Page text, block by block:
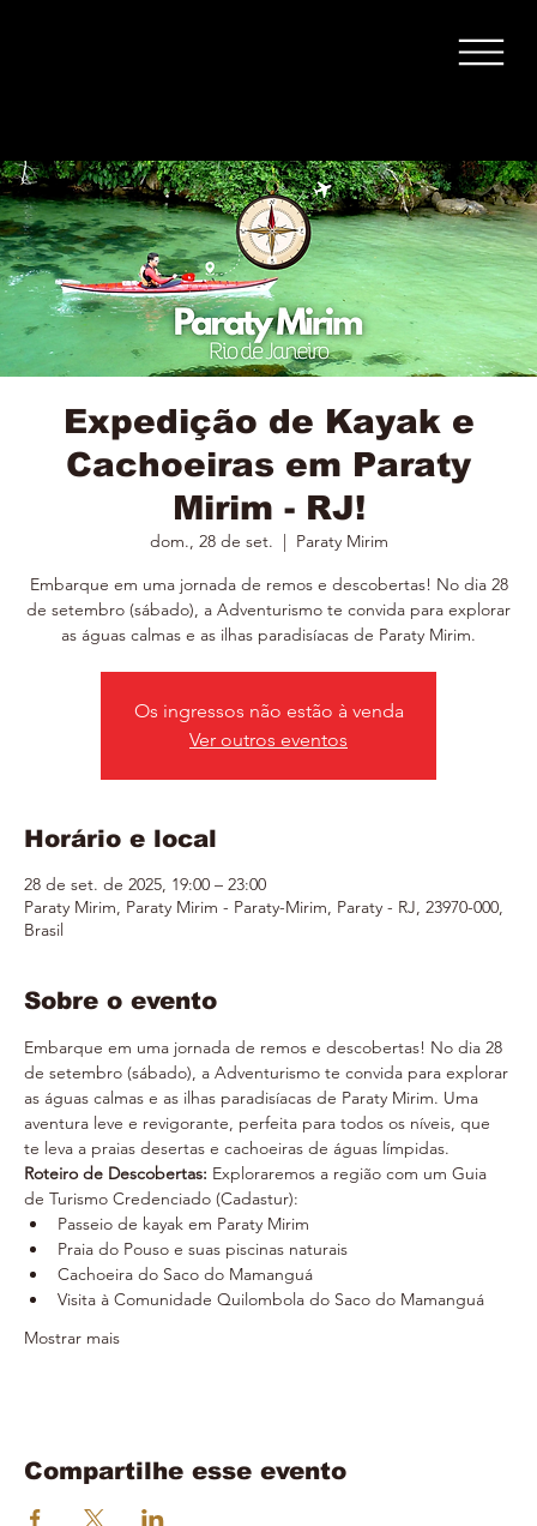
Expedição de Kayak e
Cachoeiras em Paraty
Mirim - RJ!
dom., 28 de set.
Paraty Mirim
Embarque em uma jornada de remos e descobertas! No dia 28
de setembro (sábado), a Adventurismo te convida para explorar
as águas calmas e as ilhas paradisíacas de Paraty Mirim.
Os ingressos não estão à venda
Ver outros eventos
Horário e local
28 de set. de 2025, 19:00 – 23:00
Paraty Mirim, Paraty Mirim - Paraty-Mirim, Paraty - RJ, 23970-000,
Brasil
Sobre o evento
Embarque em uma jornada de remos e descobertas! No dia 28
de setembro (sábado), a Adventurismo te convida para explorar
as águas calmas e as ilhas paradisíacas de Paraty Mirim. Uma
aventura leve e revigorante, perfeita para todos os níveis, que
te leva a praias desertas e cachoeiras de águas límpidas.
Roteiro de Descobertas: Exploraremos a região com um Guia
de Turismo Credenciado (Cadastur):
Passeio de kayak em Paraty Mirim
Praia do Pouso e suas piscinas naturais
Cachoeira do Saco do Mamanguá
Visita à Comunidade Quilombola do Saco do Mamanguá
Mostrar mais
Compartilhe esse evento